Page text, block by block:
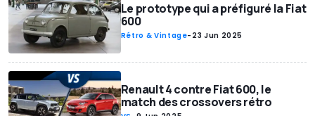
Le prototype qui a préfiguré la Fiat
600
Rétro & Vintage- 23 Jun 2025
Renault 4 contre Fiat 600, le
match des crossovers rétro